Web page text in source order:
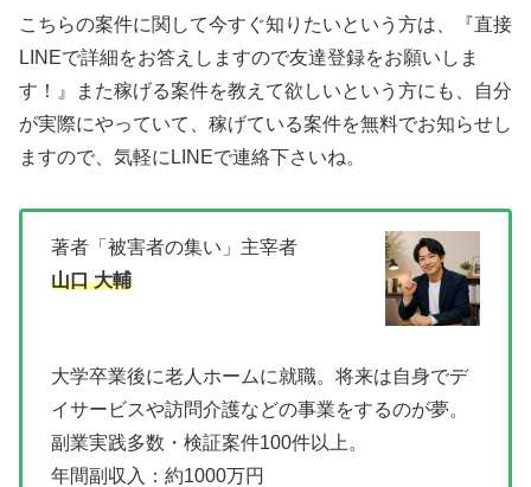
こちらの案件に関して今すぐ知りたいという方は、
『直接
LINEで詳細をお答えしますので友達登録をお願いしま
す！』
また稼げる案件を教えて欲しいという方にも、自分
が実際にやっていて、稼げている案件を無料でお知らせし
ますので、気軽にLINEで連絡下さいね。
著者「被害者の集い」主宰者
山口 大輔
大学卒業後に老人ホームに就職。将来は自身でデ
イサービスや訪問介護などの事業をするのが夢。
副業実践多数・検証案件100件以上。
年間副収入：約1000万円